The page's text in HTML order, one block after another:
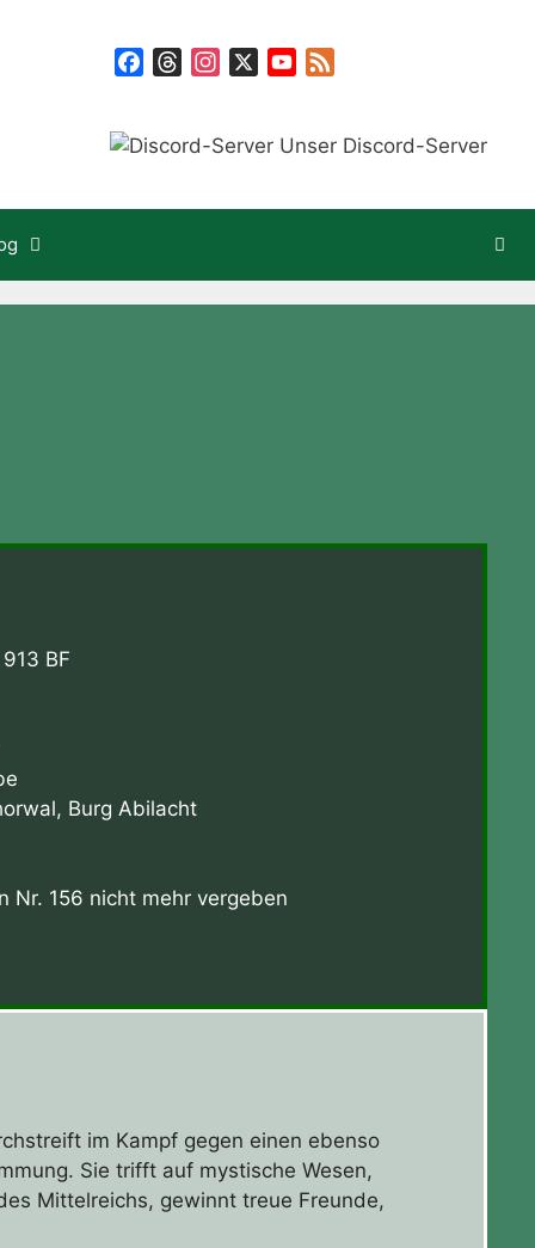
FacebookThreadsInstagram YouTube
Unser Discord-Server
913 BF
Burg Abilacht
Nr. 156 nicht mehr vergeben
im Kampf gegen einen ebenso
Sie trifft auf mystische Wesen,
Mittelreichs, gewinnt treue Freunde,